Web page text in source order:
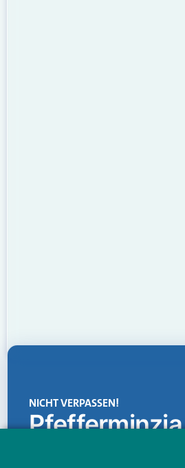
NICHT VERPASSEN!